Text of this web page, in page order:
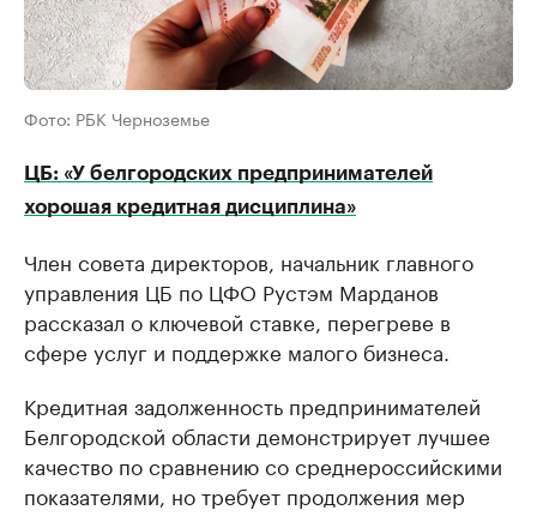
Фото: РБК Черноземье
ЦБ: «У белгородских предпринимателей
хорошая кредитная дисциплина»
Член совета директоров, начальник главного
управления ЦБ по ЦФО Рустэм Марданов
рассказал о ключевой ставке, перегреве в
сфере услуг и поддержке малого бизнеса.
Кредитная задолженность предпринимателей
Белгородской области демонстрирует лучшее
качество по сравнению со среднероссийскими
показателями, но требует продолжения мер